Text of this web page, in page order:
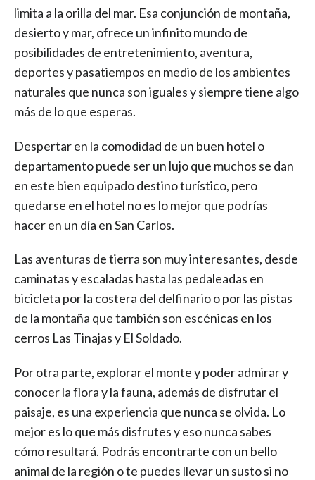
limita a la orilla del mar. Esa conjunción de montaña,
desierto y mar, ofrece un infinito mundo de
posibilidades de entretenimiento, aventura,
deportes y pasatiempos en medio de los ambientes
naturales que nunca son iguales y siempre tiene algo
más de lo que esperas.
Despertar en la comodidad de un buen hotel o
departamento puede ser un lujo que muchos se dan
en este bien equipado destino turístico, pero
quedarse en el hotel no es lo mejor que podrías
hacer en un día en San Carlos.
Las aventuras de tierra son muy interesantes, desde
caminatas y escaladas hasta las pedaleadas en
bicicleta por la costera del delfinario o por las pistas
de la montaña que también son escénicas en los
cerros Las Tinajas y El Soldado.
Por otra parte, explorar el monte y poder admirar y
conocer la flora y la fauna, además de disfrutar el
paisaje, es una experiencia que nunca se olvida. Lo
mejor es lo que más disfrutes y eso nunca sabes
cómo resultará. Podrás encontrarte con un bello
animal de la región o te puedes llevar un susto si no